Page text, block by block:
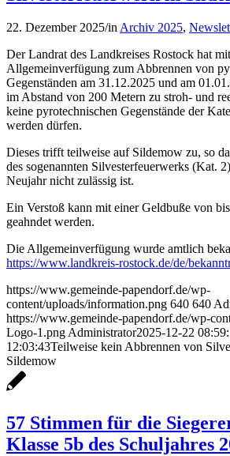
22. Dezember 2025/inArchiv 2025,
Der Landrat des Landkreises Rostock hat
Allgemeinverfügung zum Abbrennen von
Gegenständen am 31.12.2025 und am
im Abstand von 200 Metern zu stroh- und
keine pyrotechnischen Gegenstände der
werden dürfen.
Dieses trifft teilweise auf Sildemow zu, so
des sogenannten Silvesterfeuerwerks (Kat.
Neujahr nicht zulässig ist.
Ein Verstoß kann mit einer Geldbuße von
geahndet werden.
Die Allgemeinverfügung wurde amtlich
https://www.landkreis-rostock.de/de/
https://www.gemeinde-papendorf.de/wp-
content/uploads/information.png 640 640
https://www.gemeinde-papendorf.de/wp-
Logo-1.pngAdministrator2025-12-22
12:03:43Teilweise kein Abbrennen von
Sildemow
57 Stimmen für die
Klasse 5b des Schuljahres